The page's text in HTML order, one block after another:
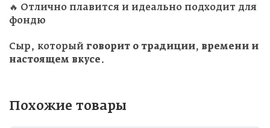
🔥 Отлично плавится и идеально подходит для
фондю
Сыр, который говорит о традиции, времени и
настоящем вкусе .
Похожие товары